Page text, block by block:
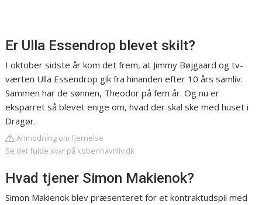
Er Ulla Essendrop blevet skilt?
I oktober sidste år kom det frem, at Jimmy Bøjgaard og tv-
værten Ulla Essendrop gik fra hinanden efter 10 års samliv.
Sammen har de sønnen, Theodor på fem år. Og nu er
eksparret så blevet enige om, hvad der skal ske med huset i
Dragør.
Anmodning om fjernelse
Se det fulde svar på kobenhavnliv.dk
Hvad tjener Simon Makienok?
Simon Makienok blev præsenteret for et kontraktudspil med